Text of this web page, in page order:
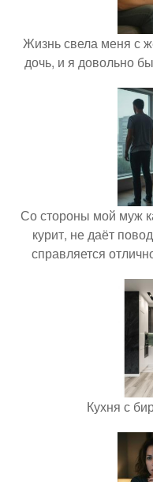
Жизнь свела меня с
дочь, и я довольно
Со стороны мой муж
курит, не даёт
справляется
Кухня с